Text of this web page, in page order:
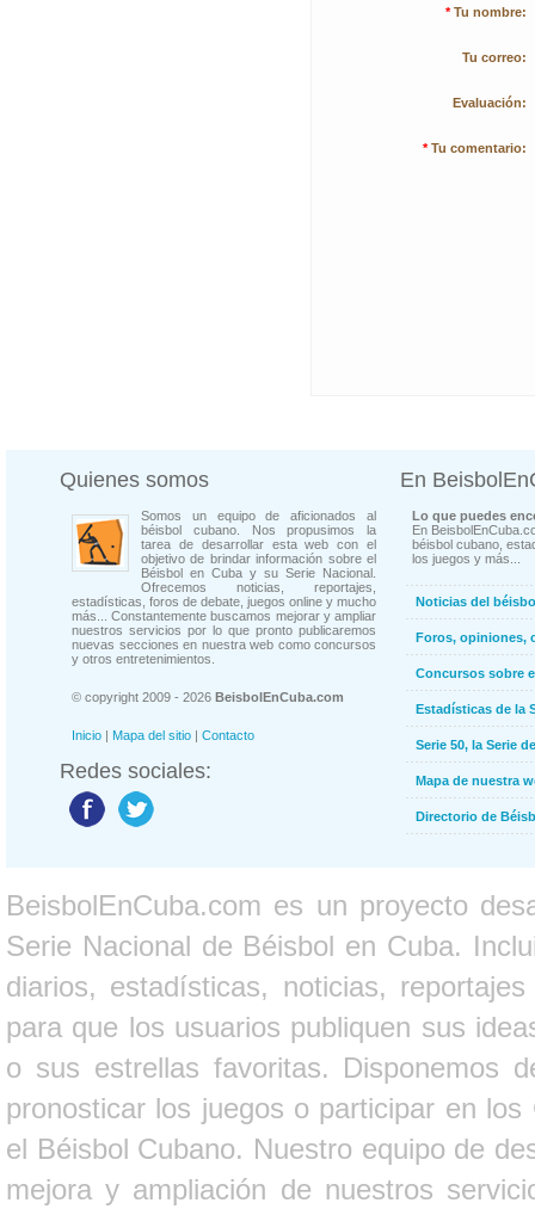
* Tu nombre:
Tu correo:
Evaluación:
* Tu comentario:
Quienes somos
Somos un equipo de aficionados al
béisbol cubano. Nos propusimos la
tarea de desarrollar esta web con el
objetivo de brindar información sobre el
Béisbol en Cuba y su Serie Nacional.
Ofrecemos noticias, reportajes,
estadísticas, foros de debate, juegos online y mucho
más... Constantemente buscamos mejorar y ampliar
nuestros servicios por lo que pronto publicaremos
nuevas secciones en nuestra web como concursos
y otros entretenimientos.
© copyright 2009 - 2026 BeisbolEnCuba.com
Inicio | Mapa del sitio | Contacto
Redes sociales:
En
Lo que puedes
En
béisbol cubano,
los juegos y más...
Noticias del
Foros, opiniones,
Concursos sobre
Estadísticas de la
Serie 50, la Serie
Mapa de nuestra
Directorio de
BeisbolEnCuba.com es un proyecto
Serie Nacional de Béisbol en Cuba.
diarios, estadísticas, noticias,
para que los usuarios publiquen sus
o sus estrellas favoritas. Disponemos
pronosticar los juegos o participar en
el Béisbol Cubano. Nuestro equipo de
mejora y ampliación de nuestros